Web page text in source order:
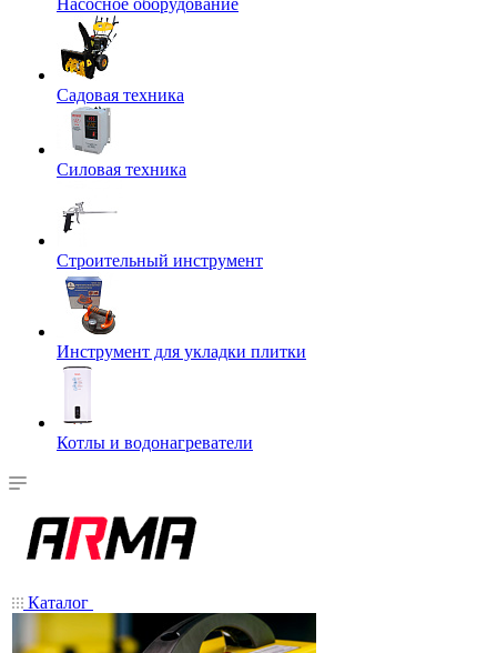
Насосное оборудование
Садовая техника
Силовая техника
Строительный инструмент
Инструмент для укладки плитки
Котлы и водонагреватели
Каталог